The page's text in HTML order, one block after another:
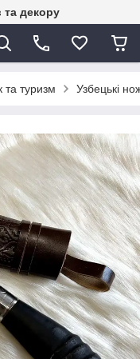
та декору
та туризм Узбецькі